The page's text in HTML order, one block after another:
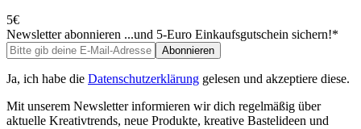
5€
Newsletter abonnieren ...und 5-Euro Einkaufsgutschein sichern!*
Abonnieren
Ja, ich habe die Datenschutzerklärung gelesen und akzeptiere diese.
Mit unserem Newsletter informieren wir dich regelmäßig über
aktuelle Kreativtrends, neue Produkte, kreative Bastelideen und